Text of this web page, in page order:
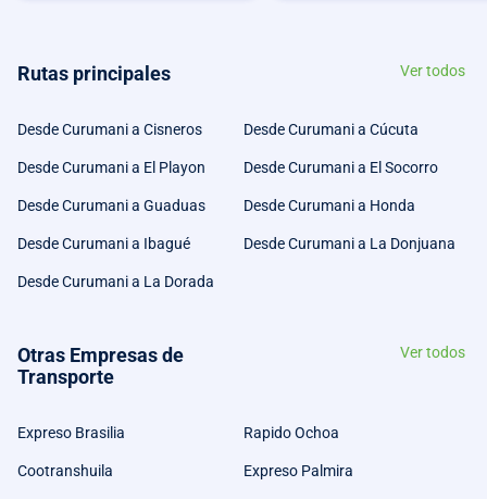
Rutas principales Ver todos
Desde Curumani a Cisneros Desde Curumani a Cúcuta
Desde Curumani a El Playon Desde Curumani a El Socorro
Desde Curumani a Guaduas Desde Curumani a Honda
Desde Curumani a Ibagué Desde Curumani a La Donjuana
Desde Curumani a La Dorada
Otras Empresas de
Transporte
Ver todos
Expreso Brasilia Rapido Ochoa
Cootranshuila Expreso Palmira